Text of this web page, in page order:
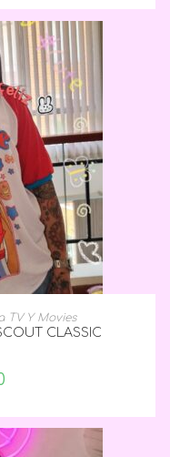
TV Y Movies
CLASSIC